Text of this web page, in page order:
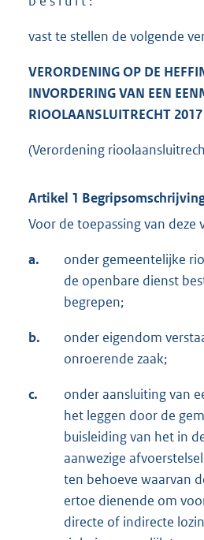
vast te stellen de volgende
VERORDENING OP DE
INVORDERING VAN EEN
RIOOLAANSLUITRECHT 2017
(Verordening
Artikel 1
Voor de toepassing van
a.
onder gemeentelijke
de openbare dienst
begrepen;
b.
onder eigendom
onroerende zaak;
c.
onder aansluiting van
het leggen door de
buisleiding van het in
aanwezige
ten behoeve waarvan
ertoe dienende om
directe of indirecte